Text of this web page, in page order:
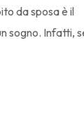
da sposa è il
sogno. Infatti,